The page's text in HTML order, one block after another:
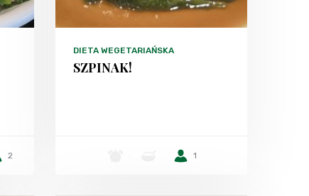
2
DIETA WEGETARIAŃSKA
SZPINAK!
1